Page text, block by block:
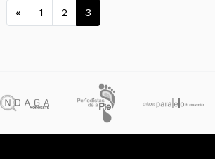
Navegación de
« 1 2 3